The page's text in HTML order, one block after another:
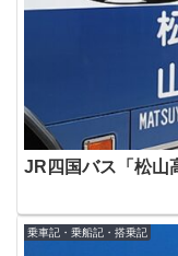
JR四国バス「松山
乗車記・乗船記・搭乗記